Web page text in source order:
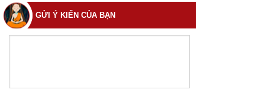
GỬI Ý KIẾN CỦA BẠN